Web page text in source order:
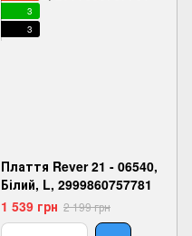
3
3
Плаття Rever 21 - 06540,
Білий, L, 2999860757781
1 539 грн 2 199 грн